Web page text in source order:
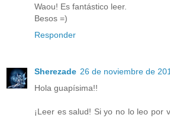
Waou! Es fantástico leer.
Besos =)
Responder
Sherezade 26 de noviembre de
Hola guapísima!!
¡Leer es salud! Si yo no lo leo por